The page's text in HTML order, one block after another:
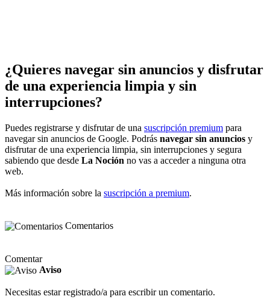
¿Quieres navegar sin anuncios y disfrutar
de una experiencia limpia y sin
interrupciones?
Puedes registrarse y disfrutar de una suscripción premium para
navegar sin anuncios de Google. Podrás navegar sin anuncios y
disfrutar de una experiencia limpia, sin interrupciones y segura
sabiendo que desde La Noción no vas a acceder a ninguna otra
web.
Más información sobre la suscripción a premium.
Comentarios
Comentar
Aviso
Necesitas estar registrado/a para escribir un comentario.